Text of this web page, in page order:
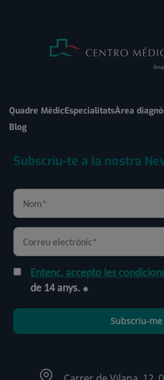
Quadre MèdicEspecialitatsÀrea
Blog
Subscriu-te a la nostra
Entenc, accepto les
de 14 anys.
Subscriu-me